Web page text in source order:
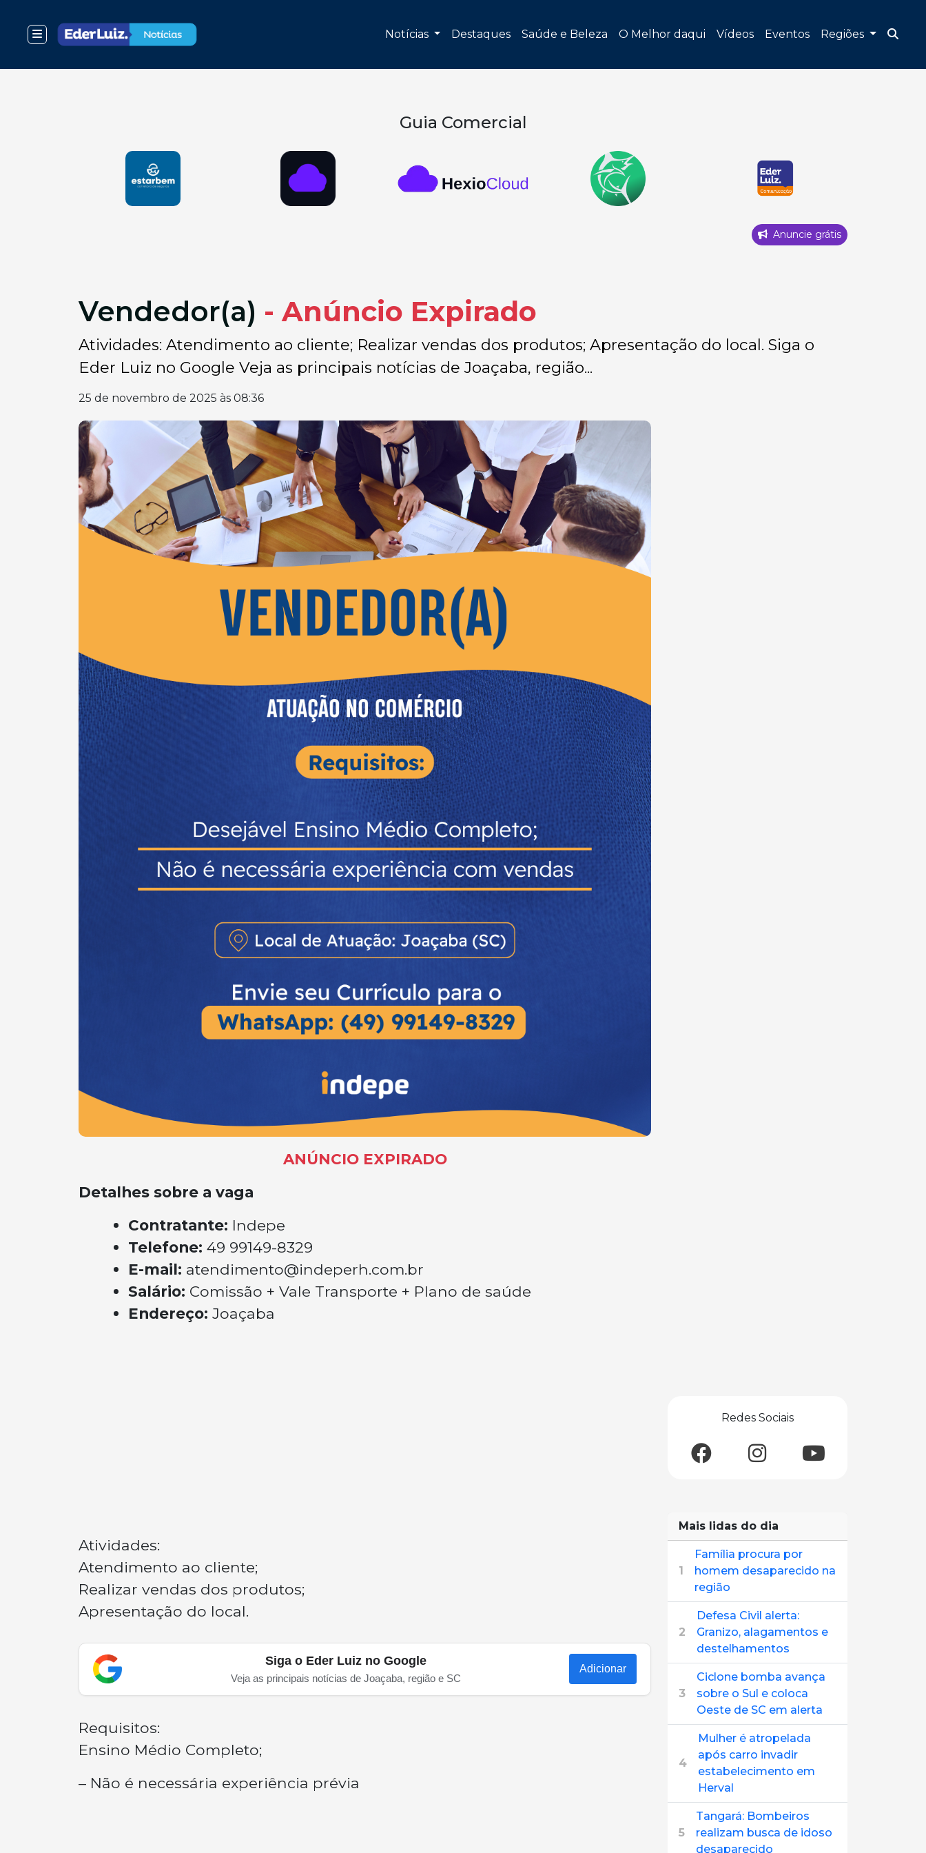
Notícias Destaques Saúde e Beleza O Melhor daqui Vídeos Eventos Regiões
Guia Comercial
Anuncie grátis
Vendedor(a) - Anúncio Expirado
Atividades: Atendimento ao cliente; Realizar vendas dos produtos; Apresentação do local. Siga o
Eder Luiz no Google Veja as principais notícias de Joaçaba, região...
25 de novembro de 2025 às 08:36
ANÚNCIO EXPIRADO
Detalhes sobre a vaga
Contratante: Indepe
Telefone: 49 99149-8329
E-mail: atendimento@indeperh.com.br
Salário: Comissão + Vale Transporte + Plano de saúde
Endereço: Joaçaba
Atividades:
Atendimento ao cliente;
Realizar vendas dos produtos;
Apresentação do local.
Siga o Eder Luiz no Google
Veja as principais notícias de Joaçaba, região e SC
Adicionar
Requisitos:
Ensino Médio Completo;
– Não é necessária experiência prévia
Redes Sociais
Mais lidas do dia
1
Família procura por
homem desaparecido na
região
2
Defesa Civil alerta:
Granizo, alagamentos e
destelhamentos
3
Ciclone bomba avança
sobre o Sul e coloca
Oeste de SC em alerta
4
Mulher é atropelada
após carro invadir
estabelecimento em
Herval
5
Tangará: Bombeiros
realizam busca de idoso
desaparecido